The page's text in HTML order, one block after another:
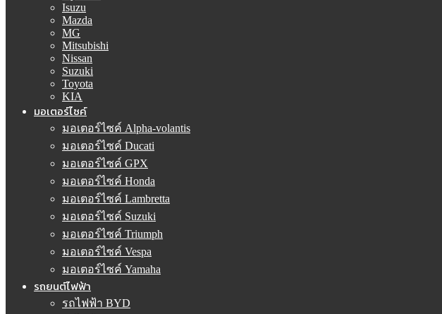
Isuzu
Mazda
MG
Mitsubishi
Nissan
Suzuki
Toyota
KIA
มอเตอร์ไซค์
มอเตอร์ไซค์ Alpha-volantis
มอเตอร์ไซค์ Ducati
มอเตอร์ไซค์ GPX
มอเตอร์ไซค์ Honda
มอเตอร์ไซค์ Lambretta
มอเตอร์ไซค์ Suzuki
มอเตอร์ไซค์ Triumph
มอเตอร์ไซค์ Vespa
มอเตอร์ไซค์ Yamaha
รถยนต์ไฟฟ้า
รถไฟฟ้า BYD